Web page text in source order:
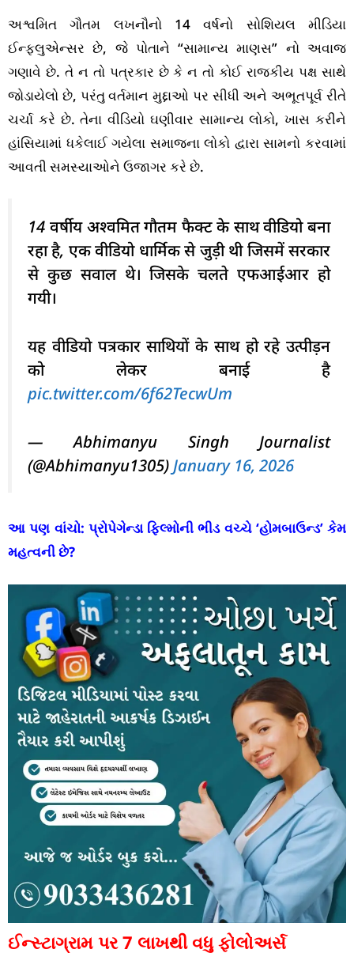
અશ્વમિત ગૌતમ લખનૌનો 14 વર્ષનો સોશિયલ મીડિયા
ઈન્ફ્લુએન્સર છે, જે પોતાને “સામાન્ય માણસ” નો અવાજ
ગણાવે છે. તે ન તો પત્રકાર છે કે ન તો કોઈ રાજકીય પક્ષ સાથે
જોડાયેલો છે, પરંતુ વર્તમાન મુદ્દાઓ પર સીધી અને અભૂતપૂર્વ રીતે
ચર્ચા કરે છે. તેના વીડિયો ઘણીવાર સામાન્ય લોકો, ખાસ કરીને
હાંસિયામાં ધકેલાઈ ગયેલા સમાજના લોકો દ્વારા સામનો કરવામાં
આવતી સમસ્યાઓને ઉજાગર કરે છે.
14 वर्षीय अश्वमित गौतम फैक्ट के साथ वीडियो बना
रहा है, एक वीडियो धार्मिक से जुड़ी थी जिसमें सरकार
से कुछ सवाल थे। जिसके चलते एफआईआर हो
गयी।
यह वीडियो पत्रकार साथियों के साथ हो रहे उत्पीड़न
को लेकर बनाई है
pic.twitter.com/6f62TecwUm
— Abhimanyu Singh Journalist
(@Abhimanyu1305) January 16, 2026
આ પણ વાંચો: પ્રોપેગેન્ડા ફિલ્મોની ભીડ વચ્ચે ‘હોમબાઉન્ડ’ કેમ
મહત્વની છે?
ઈન્સ્ટાગ્રામ પર 7 લાખથી વધુ ફોલોઅર્સ